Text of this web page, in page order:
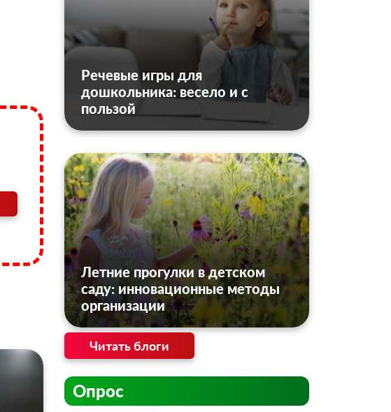
Речевые игры для
дошкольника: весело и с
пользой
Летние прогулки в детском
саду: инновационные методы
организации
Читать блоги
Опрос